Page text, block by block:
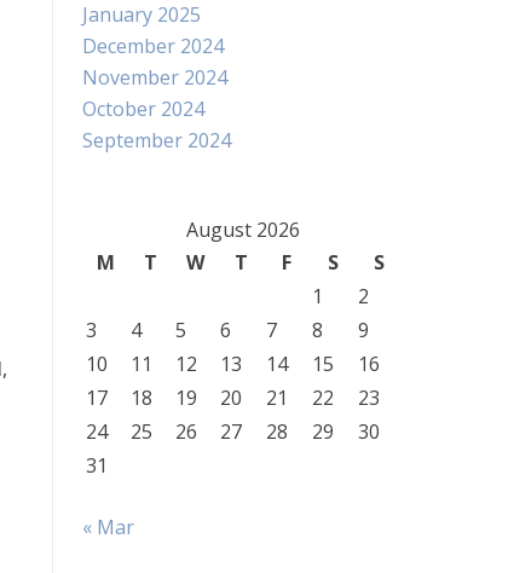
January 2025
December 2024
November 2024
October 2024
September 2024
August 2026
M
T W T F S
S
1
2
3
4 5 6 7 8
9
10
11 12 13 14 15
16
17
18 19 20 21 22
23
24
25 26 27 28 29
30
31
« Mar